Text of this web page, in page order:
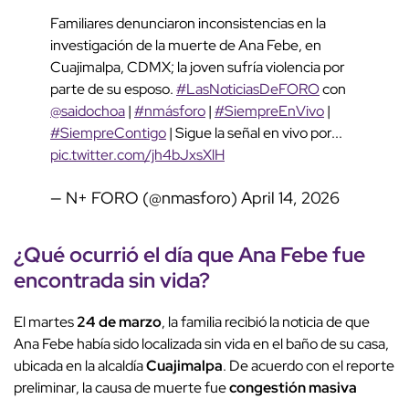
Familiares denunciaron inconsistencias en la
investigación de la muerte de Ana Febe, en
Cuajimalpa, CDMX; la joven sufría violencia por
parte de su esposo.#LasNoticiasDeFOROcon
@saidochoa|#nmásforo|#SiempreEnVivo|
#SiempreContigo| Sigue la señal en vivo por...
pic.twitter.com/jh4bJxsXlH
— N+ FORO (@nmasforo) April 14, 2026
¿Qué ocurrió el día que Ana Febe fue
encontrada sin vida?
El martes24 de marzo, la familia recibió la noticia de que
Ana Febe había sido localizada sin vida en el baño de su casa,
ubicada en la alcaldíaCuajimalpa. De acuerdo con el reporte
preliminar, la causa de muerte fuecongestión masiva